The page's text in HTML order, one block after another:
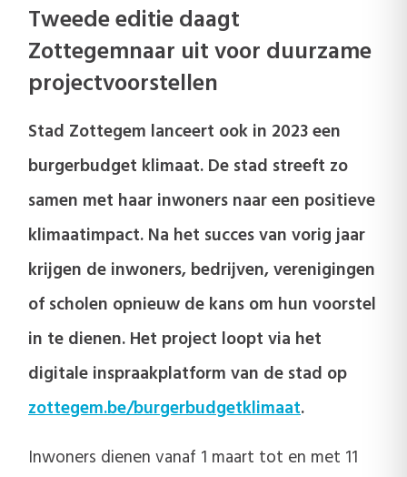
Tweede editie daagt
Zottegemnaar uit voor duurzame
projectvoorstellen
Stad Zottegem lanceert ook in 2023 een
burgerbudget klimaat. De stad streeft zo
samen met haar inwoners naar een positieve
klimaatimpact. Na het succes van vorig jaar
krijgen de inwoners, bedrijven, verenigingen
of scholen opnieuw de kans om hun voorstel
in te dienen. Het project loopt via het
digitale inspraakplatform van de stad op
zottegem.be/burgerbudgetklimaat.
Inwoners dienen vanaf 1 maart tot en met 11